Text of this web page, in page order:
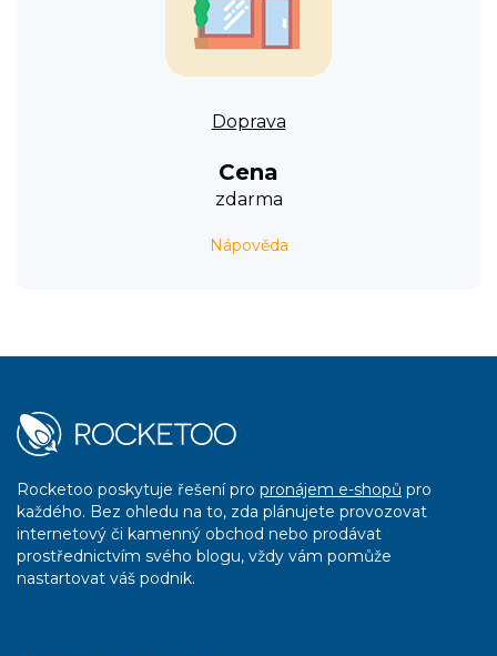
Doprava
Cena
zdarma
Nápověda
Rocketoo poskytuje řešení pro pronájem e-shopů pro
každého. Bez ohledu na to, zda plánujete provozovat
internetový či kamenný obchod nebo prodávat
prostřednictvím svého blogu, vždy vám pomůže
nastartovat váš podnik.